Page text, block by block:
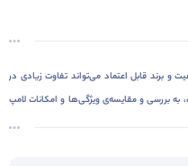
و برند قابل اعتماد می‌تواند تفاوت زیادی در
به بررسی و مقایسه‌ی ویژگی‌ها و امکانات لامپ
لامپ راهنمایی کنیم.